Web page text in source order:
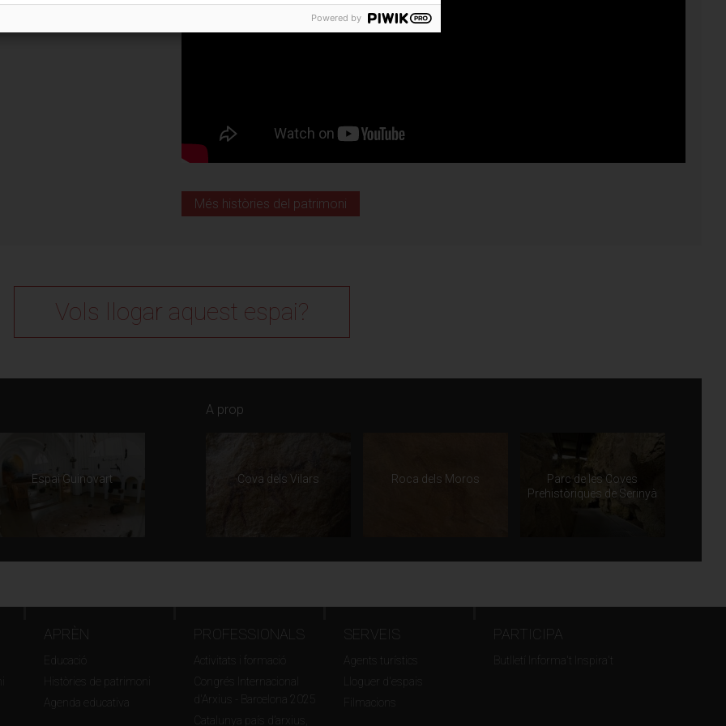
Més històries del patrimoni
Vols llogar aquest espai?
Espai Guinovart
A prop
Cova dels Vilars Roca dels Moros
Parc de les Coves
Prehistòriques de Serinyà
APRÈN
Educació
Històries de patrimoni
Agenda educativa
PROFESSIONALS
Activitats i formació
Congrés Internacional
d'Arxius - Barcelona 2025
Catalunya país d’arxius,
SERVEIS
Agents turístics
Lloguer d'espais
Filmacions
PARTICIPA
Butlletí Informa't Inspira't
Powered by